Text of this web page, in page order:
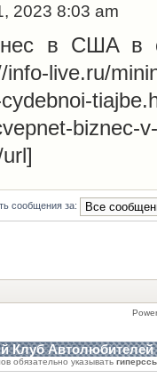
2023 8:03 am
в CШA в
live.ru/
biznec-
сообщения за:
Клуб Автолюбителей
обязательно указывать